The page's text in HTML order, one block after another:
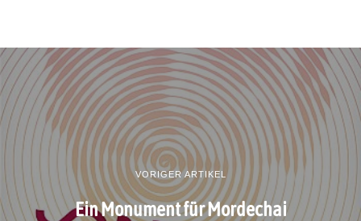
VORIGER ARTIKEL
Ein Monument für Mordechai